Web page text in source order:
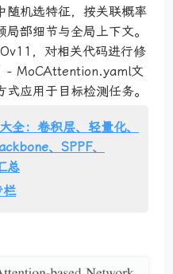
随机选特征，按关联概率
部细节与全局上下文。
，对相关代码进行修
- MoCAttention.yaml文
应用于目标检测任务。
全：卷积层、轻量化、
、SPPF、
总
栏